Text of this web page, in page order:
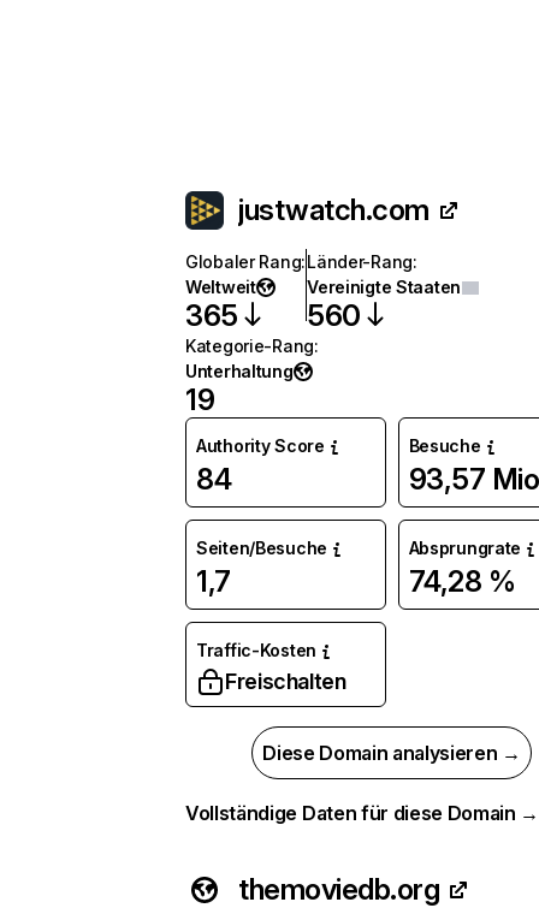
justwatch.com
Globaler Rang:
Weltweit
365
Länder-Rang:
Vereinigte Staaten
560
Kategorie-Rang:
Unterhaltung
19
Authority Score
84
Besuche
93,57
Seiten/Besuche
1,7
Absprungrate
74,28 %
Traffic-Kosten
Freischalten
Diese Domain analysieren →
Vollständige Daten für diese Domain →
themoviedb.org